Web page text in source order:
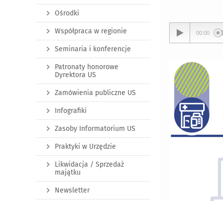
00:00
Ośrodki
Współpraca w regionie
Seminaria i konferencje
Patronaty honorowe
Dyrektora US
Zamówienia publiczne US
Infografiki
Zasoby Informatorium US
Praktyki w Urzędzie
Likwidacja / Sprzedaż
majątku
Newsletter